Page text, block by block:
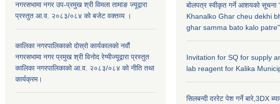
नगरसभामा नगर उप-प्रमुख श्री विमला तामाङ ज्यूद्वारा
प्रस्तुत आ.व. २०८३/०८४ को बजेट वक्तव्य ।
कालिका नगरपालिकाको दोस्रो कार्यकालको नवौं
नगरसभामा नगर प्रमुख श्री विनोद रेग्मीज्यूद्वारा प्रस्तुत
कालिका नगरपालिकाको आ.व. २०८३/०८४ को नीति तथा
कार्यक्रम।
बोलपत्र स्वीकृत गर्ने आशयको सूचना
Khanalko Ghar cheu dekhi
ghar samma bato kalo patre".
Invitation for SQ for supply
lab reagent for Kalika
सिलबन्दी दररेट पेश गर्ने बारे,3DX